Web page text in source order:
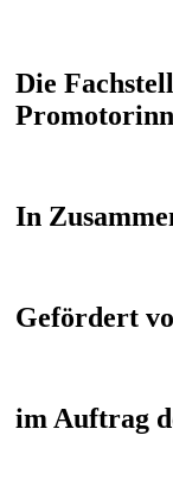
Die
In
Gefördert
im Auftrag